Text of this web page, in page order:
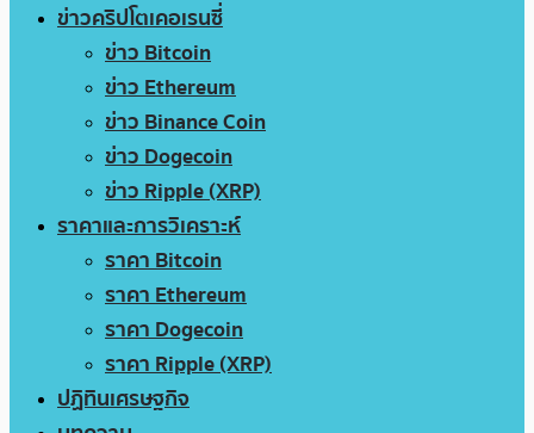
ข่าวคริปโตเคอเรนซี่
ข่าว Bitcoin
ข่าว Ethereum
ข่าว Binance Coin
ข่าว Dogecoin
ข่าว Ripple (XRP)
ราคาและการวิเคราะห์
ราคา Bitcoin
ราคา Ethereum
ราคา Dogecoin
ราคา Ripple (XRP)
ปฏิทินเศรษฐกิจ